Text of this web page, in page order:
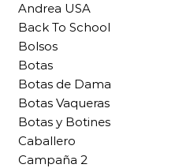
Andrea USA
Back To School
Bolsos
Botas
Botas de Dama
Botas Vaqueras
Botas y Botines
Caballero
Campaña 2